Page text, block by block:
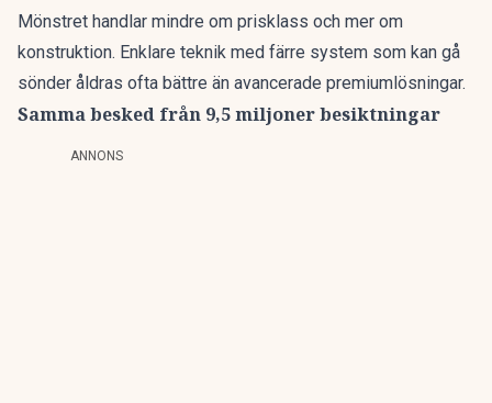
Mönstret handlar mindre om prisklass och mer om
konstruktion. Enklare teknik med färre system som kan gå
sönder åldras ofta bättre än avancerade premiumlösningar.
Samma besked från 9,5 miljoner besiktningar
ANNONS